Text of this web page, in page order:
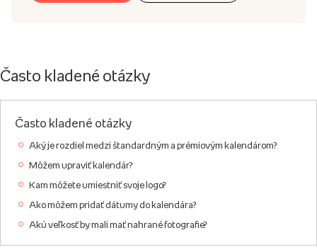
Často kladené otázky
Často kladené otázky
Aký je rozdiel medzi štandardným a prémiovým kalendárom?
Môžem upraviť kalendár?
Kam môžete umiestniť svoje logo?
Ako môžem pridať dátumy do kalendára?
Akú veľkosť by mali mať nahrané fotografie?